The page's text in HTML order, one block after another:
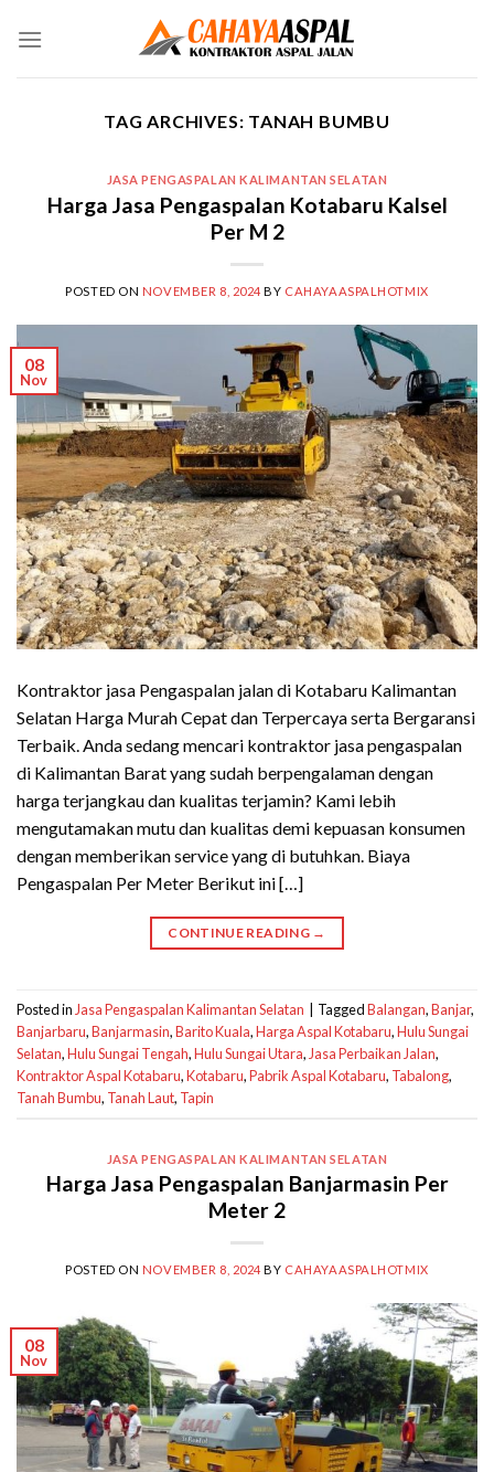
TAG ARCHIVES: TANAH BUMBU
JASA PENGASPALAN KALIMANTAN SELATAN
Harga Jasa Pengaspalan Kotabaru Kalsel
Per M 2
POSTED ON NOVEMBER 8, 2024 BY CAHAYAASPALHOTMIX
08
Nov
Kontraktor jasa Pengaspalan jalan di Kotabaru Kalimantan
Selatan Harga Murah Cepat dan Terpercaya serta Bergaransi
Terbaik. Anda sedang mencari kontraktor jasa pengaspalan
di Kalimantan Barat yang sudah berpengalaman dengan
harga terjangkau dan kualitas terjamin? Kami lebih
mengutamakan mutu dan kualitas demi kepuasan konsumen
dengan memberikan service yang di butuhkan. Biaya
Pengaspalan Per Meter Berikut ini […]
CONTINUE READING →
Posted in Jasa Pengaspalan Kalimantan Selatan TaggedBalangan,Banjar,
Banjarbaru,Banjarmasin,Barito Kuala,Harga Aspal Kotabaru,Hulu Sungai
Selatan,Hulu Sungai Tengah,Hulu Sungai Utara, Jasa Perbaikan Jalan,
Kontraktor Aspal Kotabaru,Kotabaru,Pabrik Aspal Kotabaru, Tabalong,
Tanah Bumbu, Tanah Laut, Tapin
JASA PENGASPALAN KALIMANTAN SELATAN
Harga Jasa Pengaspalan Banjarmasin Per
Meter 2
POSTED ON NOVEMBER 8, 2024 BY CAHAYAASPALHOTMIX
08
Nov